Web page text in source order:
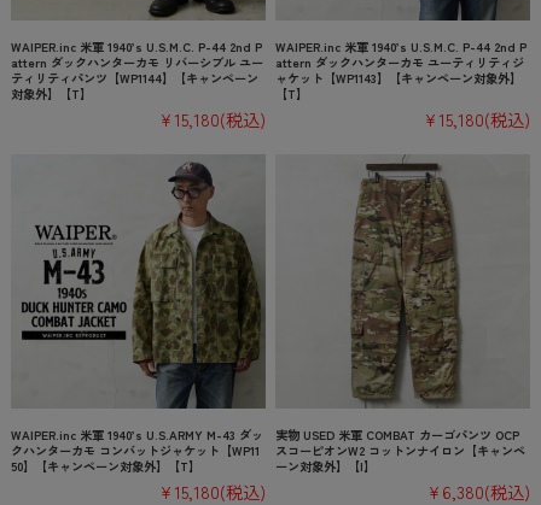
WAIPER.inc 米軍 1940’s U.S.M.C. P-44 2nd P
attern ダックハンターカモ リバーシブル ユー
ティリティパンツ【WP1144】【キャンペーン
対象外】【T】
¥15,180(税込)
WAIPER.inc 米軍 1940’s U.S.M.C. P-44 2nd P
attern ダックハンターカモ ユーティリティジ
ャケット【WP1143】【キャンペーン対象外】
【T】
¥15,180(税込)
WAIPER.inc 米軍 1940’s U.S.ARMY M-43 ダッ
クハンターカモ コンバットジャケット【WP11
50】【キャンペーン対象外】【T】
¥15,180(税込)
実物 USED 米軍 COMBAT カーゴパンツ OCP
スコーピオンW2 コットンナイロン【キャンペ
ーン対象外】【I】
¥6,380(税込)